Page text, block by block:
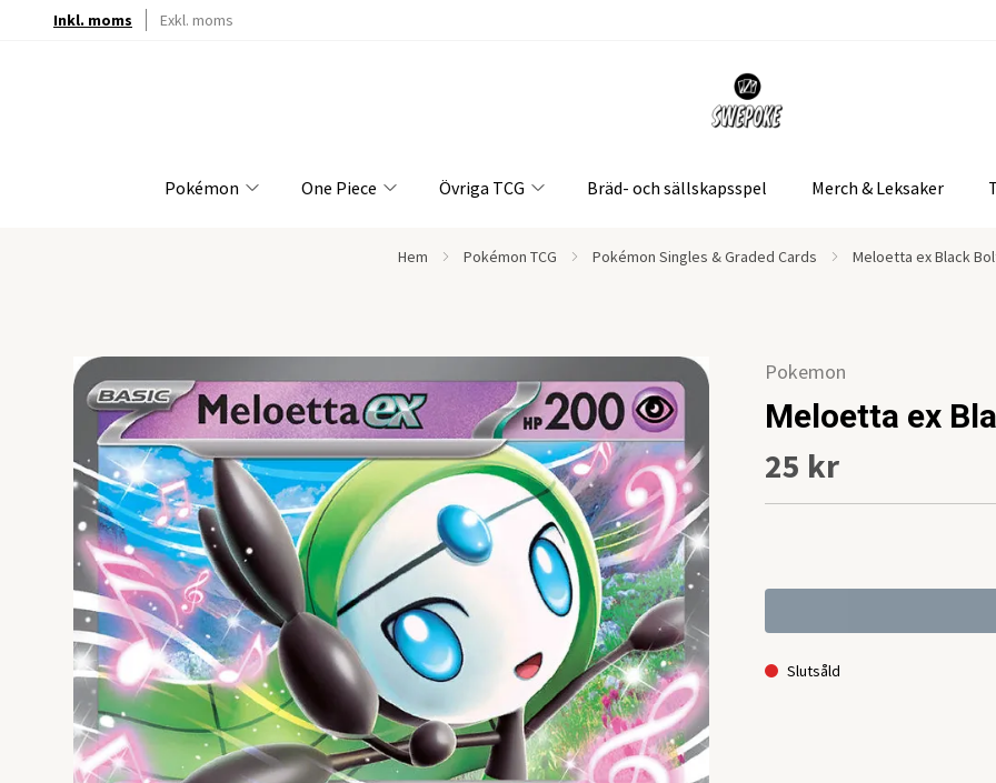
Inkl. moms Exkl. moms
Pokémon One Piece Övriga TCG Bräd- och sällskapsspel Merch & Leksaker
Hem Pokémon TCG Pokémon Singles & Graded Cards Meloetta ex Black
Pokemon
Meloetta ex
25 kr
Slutsåld